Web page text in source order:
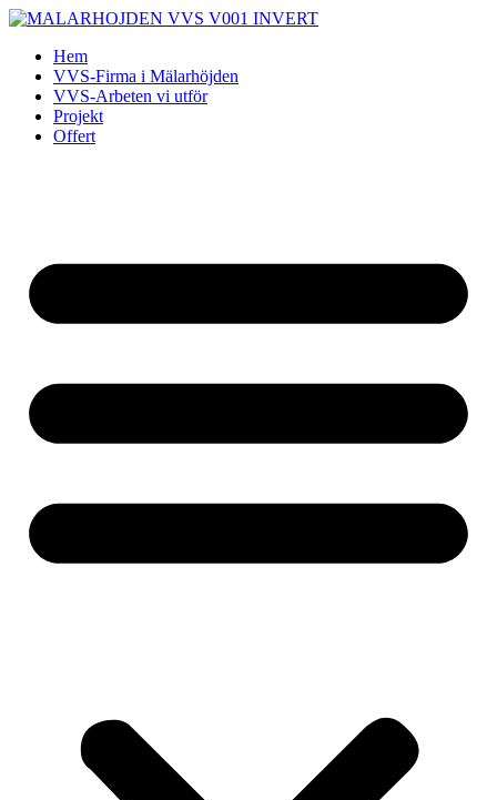
Skip
contentHem
VVS-Firma i Mälarhöjden
VVS-Arbeten vi utför
Projekt
Offert